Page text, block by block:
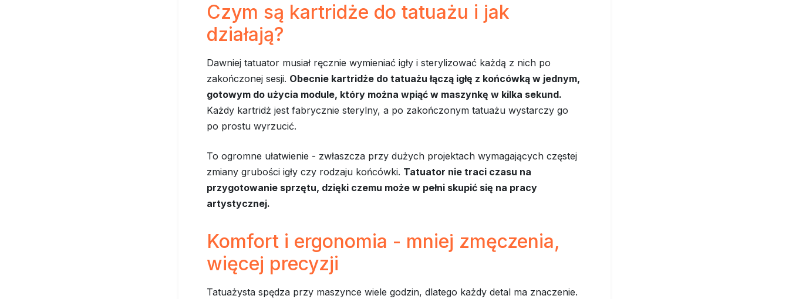
Czym są kartridże do tatuażu i jak
działają?
Dawniej tatuator musiał ręcznie wymieniać igły i sterylizować każdą z nich po
zakończonej sesji. Obecnie kartridże do tatuażu łączą igłę z końcówką w jednym,
gotowym do użycia module, który można wpiąć w maszynkę w kilka sekund.
Każdy kartridż jest fabrycznie sterylny, a po zakończonym tatuażu wystarczy go
po prostu wyrzucić.
To ogromne ułatwienie - zwłaszcza przy dużych projektach wymagających częstej
zmiany grubości igły czy rodzaju końcówki. Tatuator nie traci czasu na
przygotowanie sprzętu, dzięki czemu może w pełni skupić się na pracy
artystycznej.
Komfort i ergonomia - mniej zmęczenia,
więcej precyzji
Tatuażysta spędza przy maszynce wiele godzin, dlatego każdy detal ma znaczenie.